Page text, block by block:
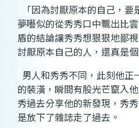
「因為討厭原本的自己，要
夢囈似的從秀秀口中飄出比
盾的結論讓秀秀想狠狠地鄙
討厭原本自己的人，還真是
男人和秀秀不同，此刻他正
的裝潢，瞬間有股光芒竄入
秀過去分享他的新發現，秀
是放下了雜誌走了過去。